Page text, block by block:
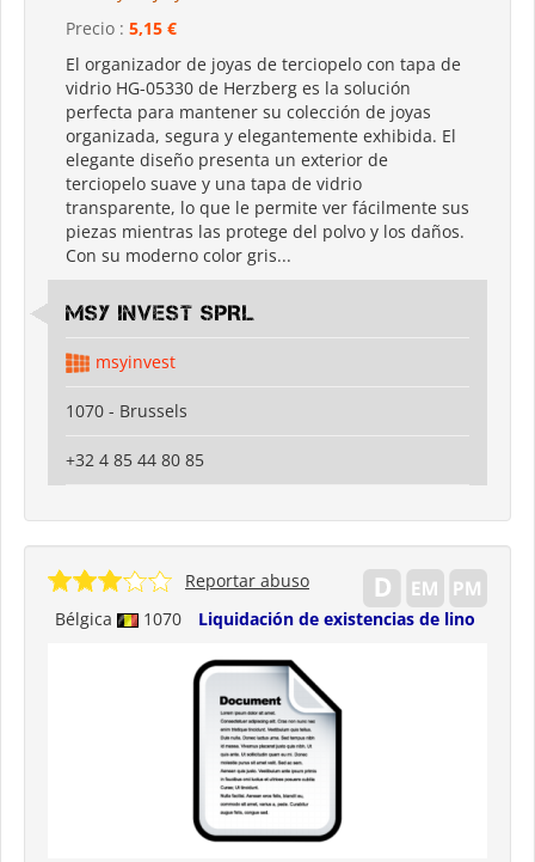
Precio : 5,15 €
El organizador de joyas de terciopelo con tapa de
vidrio HG-05330 de Herzberg es la solución
perfecta para mantener su colección de joyas
organizada, segura y elegantemente exhibida. El
elegante diseño presenta un exterior de
terciopelo suave y una tapa de vidrio
transparente, lo que le permite ver fácilmente sus
piezas mientras las protege del polvo y los daños.
Con su moderno color gris...
MSY INVEST SPRL
msyinvest
1070 - Brussels
+32 4 85 44 80 85
Bélgica 1070 Liquidación de existencias de lino
Reportar abuso